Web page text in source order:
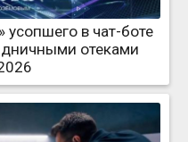
усопшего в чат-боте
отеками